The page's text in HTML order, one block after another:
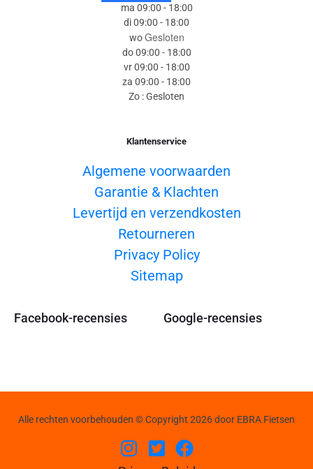
ma 09:00 - 18:00
di 09:00 - 18:00
woGesloten
do 09:00 - 18:00
vr 09:00 - 18:00
za 09:00 - 18:00
Zo : Gesloten
Klantenservice
Algemene voorwaarden
Garantie & Klachten
Levertijd en verzendkosten
Retourneren
Privacy Policy
Sitemap
Facebook-recensies Google-recensies
Alle rechten voorbehouden © Copyright 2026 door EBRA Fietsen